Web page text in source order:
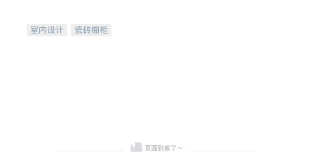
室内设计
瓷砖橱柜